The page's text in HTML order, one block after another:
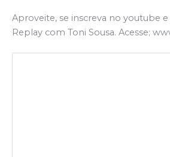
Aproveite, se inscreva no youtube
Replay com Toni Sousa. Acesse;